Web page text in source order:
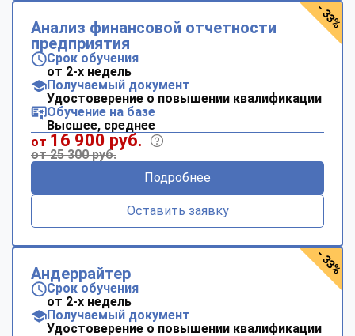
Анализ финансовой отчетности
предприятия
Срок обучения
от 2-х недель
Получаемый документ
Удостоверение о повышении квалификации
Обучение на базе
Высшее, среднее
от 16 900 руб.
от 25 300 руб.
Подробнее
Оставить заявку
- 33%
Андеррайтер
Срок обучения
от 2-х недель
Получаемый документ
Удостоверение о повышении квалификации
- 33%